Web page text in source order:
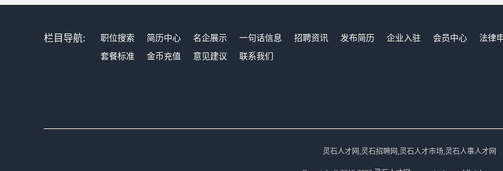
栏目导航: 职位搜索 简历中心 名企展示 一句话信息 招聘资讯 发布简历 企业入驻 会员中心
法律
套餐标准
金币充值 意见建议 联系我们
灵石人才网,灵石招聘网,灵石人才市场,灵石人事人才网